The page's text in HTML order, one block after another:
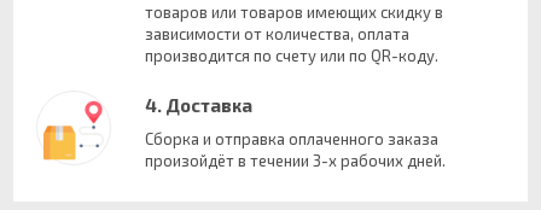
товаров или товаров имеющих скидку в
зависимости от количества, оплата
производится по счету или по QR-коду.
4. Доставка
Сборка и отправка оплаченного заказа
произойдёт в течении 3-х рабочих дней.